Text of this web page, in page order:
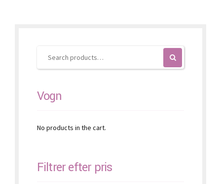
product
Vogn
No products in the cart.
Filtrer efter pris